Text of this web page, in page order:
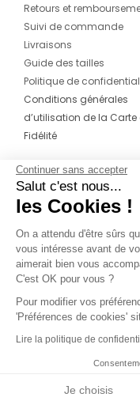
Retours et
Suivi de commande
Livraisons
Guide des tailles
Politique de
Conditions générales
d’utilisation de la Carte
Fidélité
CONTACT
04 42 20 78 42
Du lundi au jeudi de 8h30 à
vendredi de 8h30 à 15h30
Continuer sans accepter
Salut c'est nous...
les Cookies !
On a attendu d'être sûrs
vous intéresse avant de
aimerait bien vous
C'est OK pour vous ?
Pour modifier vos
'Préférences de cookies'
Lire la politique de
Je choisis